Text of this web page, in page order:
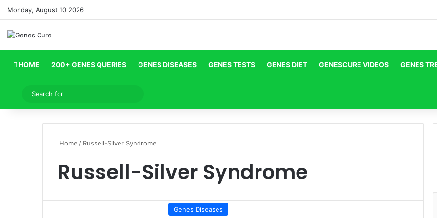
Monday, August 10 2026
HOME 200+ GENES QUERIES GENES DISEASES GENES TESTS GENES DIET GENESCURE VIDEOS GENES
Log In
for
Home / Russell-Silver Syndrome
Russell-Silver Syndrome
Genes Diseases